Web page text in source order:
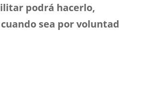
podrá hacerlo,
sea por voluntad